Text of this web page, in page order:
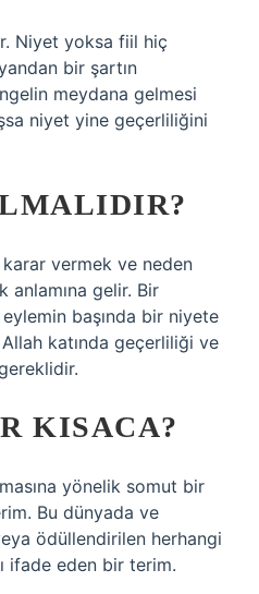
Niyet yoksa fiil hiç
bir şartın
meydana gelmesi
niyet yine geçerliliğini
vermek ve neden
anlamına gelir. Bir
başında bir niyete
Allah katında geçerliliği ve
KISACA?
yönelik somut bir
Bu dünyada ve
ödüllendirilen herhangi
ifade eden bir terim.